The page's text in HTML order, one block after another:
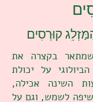
קוּרְסִים
בקצרה את
על יכולת
השינה אכילה,
לשמש, וגם על